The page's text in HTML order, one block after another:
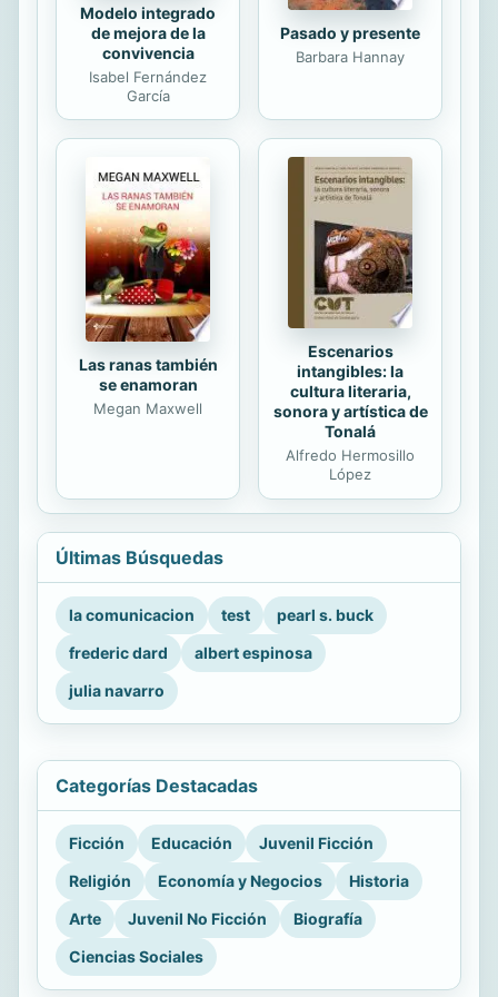
Modelo integrado
de mejora de la
convivencia
Isabel Fernández
García
Pasado y presente
Barbara Hannay
Las ranas también
se enamoran
Megan Maxwell
Escenarios
intangibles: la
cultura literaria,
sonora y artística de
Tonalá
Alfredo Hermosillo
López
Últimas Búsquedas
la comunicacion test
pearl s. buck
frederic dard
albert espinosa
julia navarro
Categorías Destacadas
Ficción Educación
Juvenil Ficción
Religión
Economía y Negocios
Historia
Arte
Juvenil No Ficción
Biografía
Ciencias Sociales